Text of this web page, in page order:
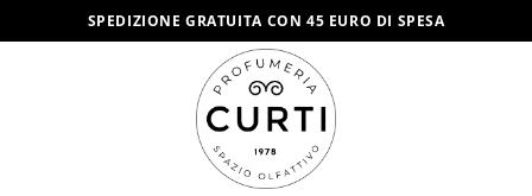
SPEDIZIONE GRATUITA CON 45 EURO DI SPESA